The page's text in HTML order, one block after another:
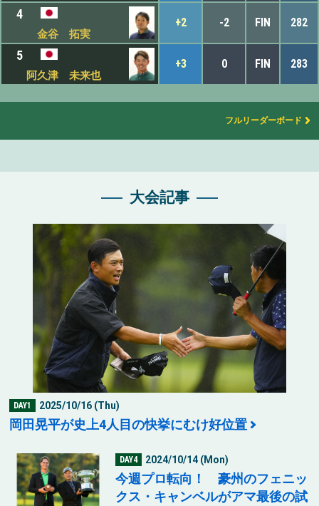
4
金谷 拓実
+2 -2 FIN 282
5
阿久津 未来也
+3 0 FIN 283
フルリーダーボード
大会記事
DAY1 2025/10/16 (Thu)
岡田晃平が史上4人目の快挙にむけ好位置
DAY4 2024/10/14 (Mon)
今週プロ転向！ 豪州のフェニッ
クス・キャンベルがアマ最後の試